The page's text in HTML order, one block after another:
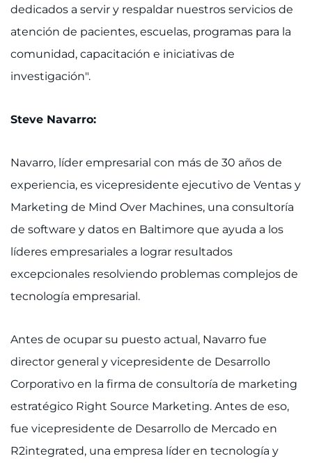
Acceder a Epic CareLink
Ver cómo llegar
Solicitar historias clínicas
Buscar departamentos
Buscar empleos
Donar u ofrecerme como voluntario
Contactar al Instituto
Pagar mi factura
dedicados a servir y respaldar nuestros servicios de
atención de pacientes, escuelas, programas para la
comunidad, capacitación e iniciativas de
investigación".
Steve Navarro:
Navarro, líder empresarial con más de 30 años de
experiencia, es vicepresidente ejecutivo de Ventas y
Marketing de Mind Over Machines, una consultoría
de software y datos en Baltimore que ayuda a los
líderes empresariales a lograr resultados
excepcionales resolviendo problemas complejos de
tecnología empresarial.
Antes de ocupar su puesto actual, Navarro fue
director general y vicepresidente de Desarrollo
Corporativo en la firma de consultoría de marketing
estratégico Right Source Marketing. Antes de eso,
fue vicepresidente de Desarrollo de Mercado en
R2integrated, una empresa líder en tecnología y